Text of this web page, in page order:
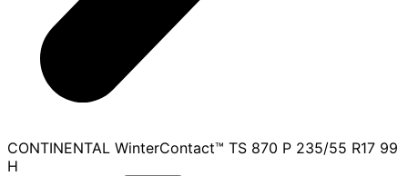
CONTINENTAL WinterContact™ TS 870 P 235/55 R17 99
H